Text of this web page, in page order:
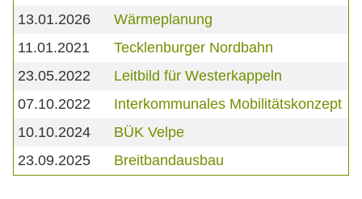
13.01.2026
Wärmeplanung
11.01.2021
Tecklenburger Nordbahn
23.05.2022
Leitbild für Westerkappeln
07.10.2022
Interkommunales Mobilitätskonzept
10.10.2024
BÜK Velpe
23.09.2025
Breitbandausbau